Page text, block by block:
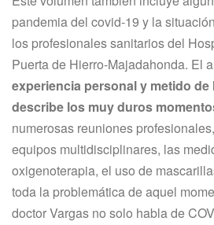
pandemia del covid-19 y la
los profesionales sanitarios del
Puerta de Hierro-Majadahonda. El
experiencia personal y metido
describe los muy duros
numerosas reuniones
equipos multidisciplinares, las
oxigenoterapia, el uso de
toda la problemática de aquel
doctor Vargas no solo habla de